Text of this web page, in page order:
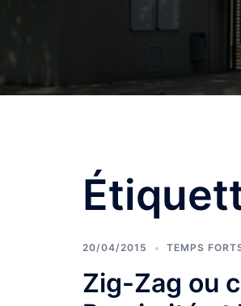
20/04/2015 TEMPS
Zig-Zag ou